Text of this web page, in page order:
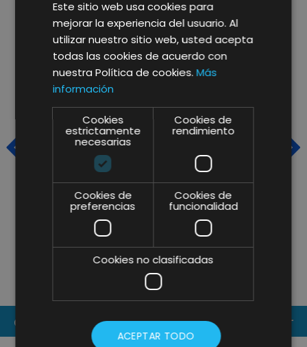
TRENDING TALKS DE FIN DE
CURSO: DESAFIANDO LOS
LÍMITES DIGITALES Y
CELEBRANDO EL TALENTO DE
LIFTING GROUP EN NUESTRO
CONTACT US
Este sitio web usa cookies para
mejorar la experiencia del usuario. Al
utilizar nuestro sitio web, usted acepta
todas las cookies de acuerdo con
nuestra Política de cookies.Más
información
Cookies
estrictamente
necesarias
Cookies de
rendimiento
Cookies de
preferencias
Cookies de
funcionalidad
Cookies no clasificadas
ACEPTAR TODO